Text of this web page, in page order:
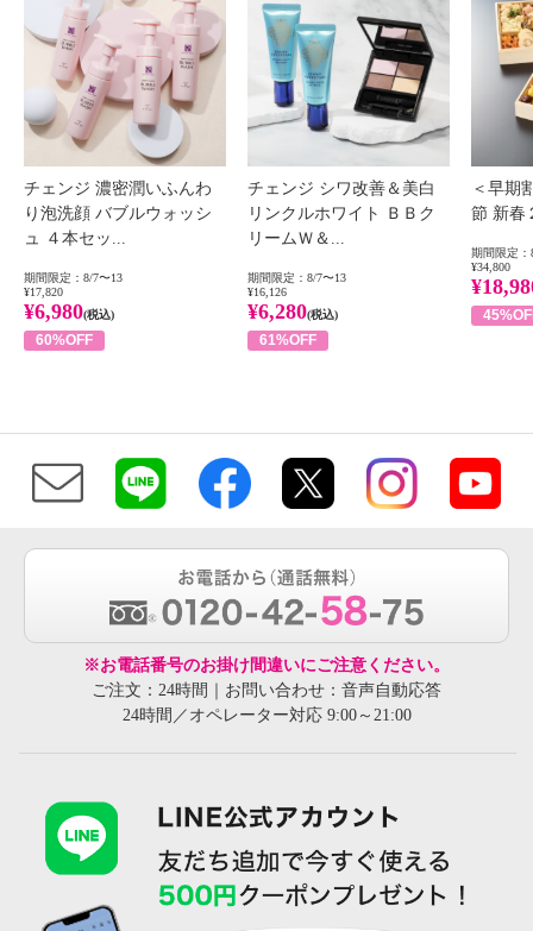
チェンジ 濃密潤いふんわ
り泡洗顔 バブルウォッシ
ュ ４本セッ...
期間限定：8/7〜13
¥17,820
¥6,980(税込)
60%OFF
チェンジ シワ改善＆美白
リンクルホワイト ＢＢク
リームＷ＆...
期間限定：8/7〜13
¥16,126
¥6,280(税込)
61%OFF
＜早期
節 新春
期間限定：
¥34,800
※お電話番号のお掛け間違いにご注意ください。
ご注文：24時間｜お問い合わせ：音声自動応答
24時間／オペレーター対応 9:00～21:00